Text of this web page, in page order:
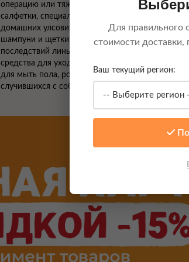
операцию или тяжелую болезнь;
салфетки, специальные гели, воск и другие
домашних улсовиях;
шампуни и щетки для шерсти, позволяющие
последствий линьки и просто время от времени
средства для ухода за одеждой и обувью,
для мыть пола, ролики для одежды, а также
случившихся с собакой конфузов.
Для правильного
стоимости доставки,
Ваш текущий регион: